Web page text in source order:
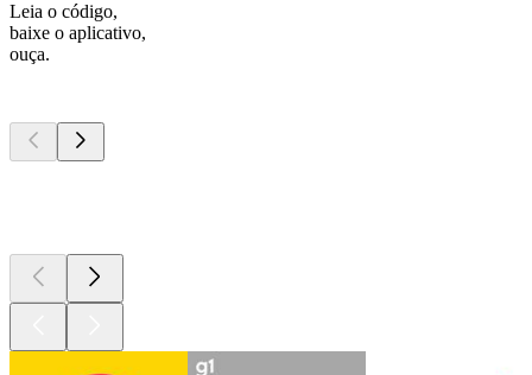
Leia o código,
baixe o aplicativo,
ouça.